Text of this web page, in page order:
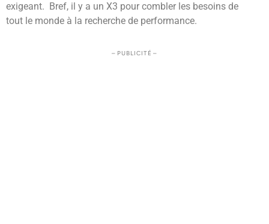
exigeant. Bref, il y a un X3 pour combler les besoins de
tout le monde à la recherche de performance.
– PUBLICITÉ –